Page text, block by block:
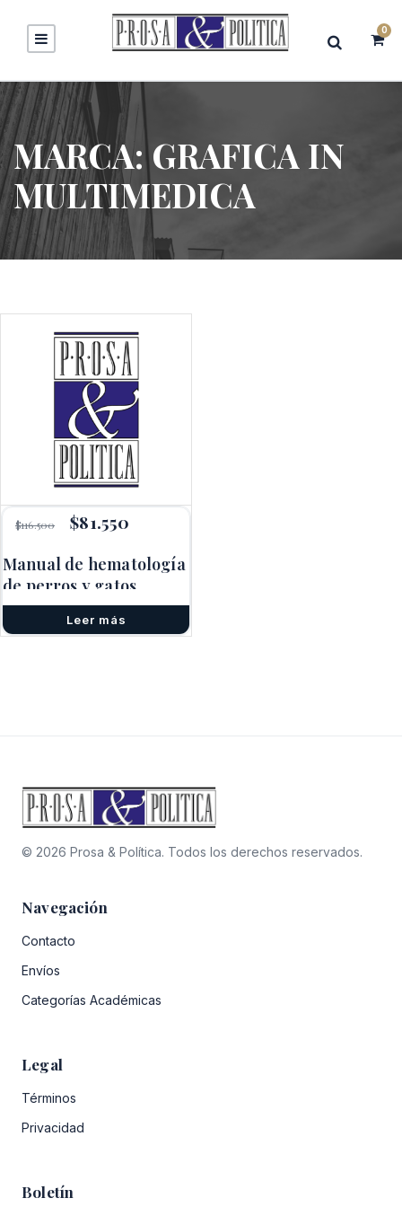
0
MARCA:GRAFICA IN
MULTIMEDICA
$116.500
El
precio
era:
$116.500.
$81.550
es:
$81.550.
Manual de hematología
de perros y gatos
Leer más
© 2026 Prosa & Política. Todos los derechos reservados.
Navegación
Contacto
Envíos
Categorías Académicas
Legal
Términos
Privacidad
Boletín